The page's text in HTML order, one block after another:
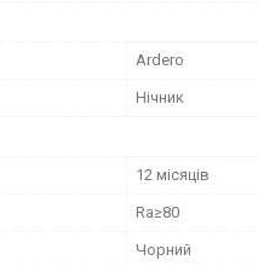
Ardero
Нічник
12 місяців
Ra≥80
Чорний